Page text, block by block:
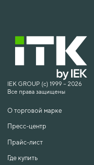
IEK GROUP (c) 1999 – 2026
Все права защищены
О торговой марке
Пресс-центр
Прайс-лист
Где купить